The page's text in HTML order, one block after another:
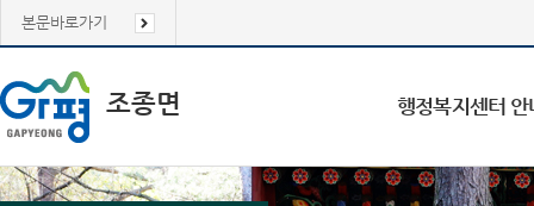
본문바로가기
조종면 행정복지센터 안